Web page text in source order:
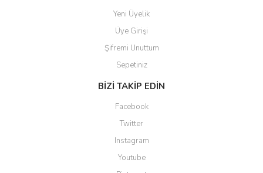
Yeni Üyelik
Üye Girişi
Şifremi Unuttum
Sepetiniz
BİZİ TAKİP EDİN
Facebook
Twitter
Instagram
Youtube